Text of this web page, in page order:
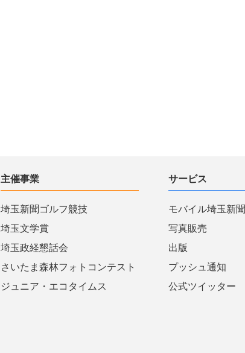
主催事業
埼玉新聞ゴルフ競技
埼玉文学賞
埼玉政経懇話会
さいたま森林フォトコンテスト
ジュニア・エコタイムス
サービス
モバイル埼玉新聞
写真販売
出版
プッシュ通知
公式ツイッター